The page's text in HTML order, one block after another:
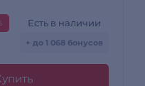
Есть в наличии
+ до 1 068 бонусов